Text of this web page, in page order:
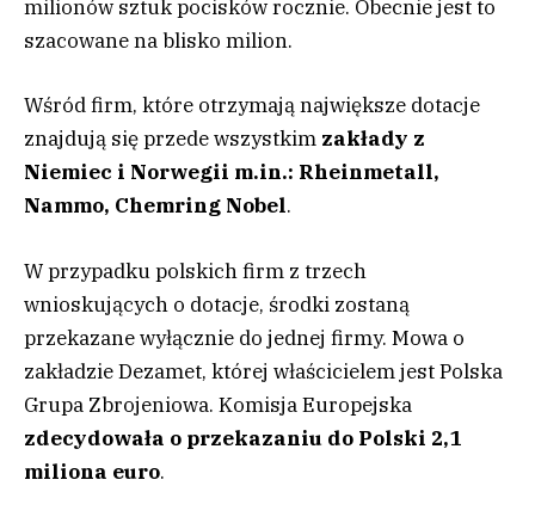
milionów sztuk pocisków rocznie. Obecnie jest to
szacowane na blisko milion.
Wśród firm, które otrzymają największe dotacje
znajdują się przede wszystkim zakłady z
Niemiec i Norwegii m.in.: Rheinmetall,
Nammo, Chemring Nobel.
W przypadku polskich firm z trzech
wnioskujących o dotacje, środki zostaną
przekazane wyłącznie do jednej firmy. Mowa o
zakładzie Dezamet, której właścicielem jest Polska
Grupa Zbrojeniowa. Komisja Europejska
zdecydowała o przekazaniu do Polski 2,1
miliona euro.